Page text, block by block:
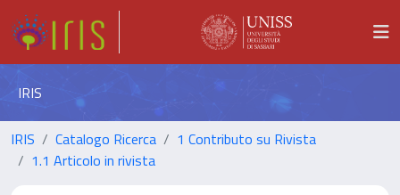
IRIS
IRIS Catalogo Ricerca
1 Contributo su Rivista
1.1 Articolo in rivista